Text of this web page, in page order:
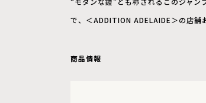
で、＜ADDITION ADELAIDE＞の店舗
商品情報